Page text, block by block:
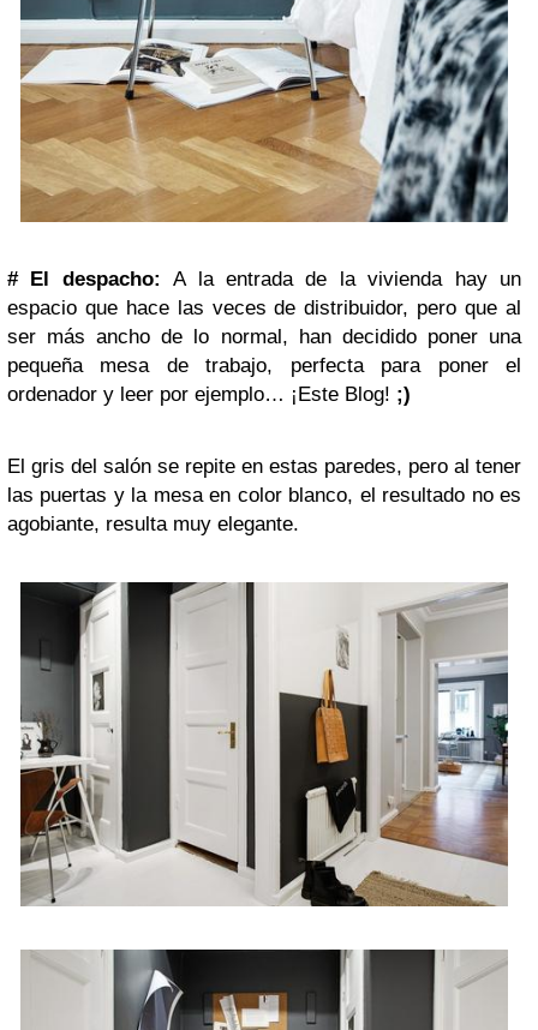
#El despacho: A la entrada de la vivienda hay un
espacio que hace las veces de distribuidor, pero que al
ser más ancho de lo normal, han decidido poner una
pequeña mesa de trabajo, perfecta para poner el
ordenador y leer por ejemplo… ¡Este Blog! ;)
El gris del salón se repite en estas paredes, pero al tener
las puertas y la mesa en color blanco, el resultado no es
agobiante, resulta muy elegante.